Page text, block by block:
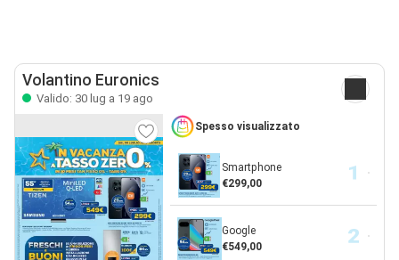
Volantino Euronics
Valido: 30 lug a 19 ago
Spesso visualizzato
Smartphone
€299,00
Google
€549,00